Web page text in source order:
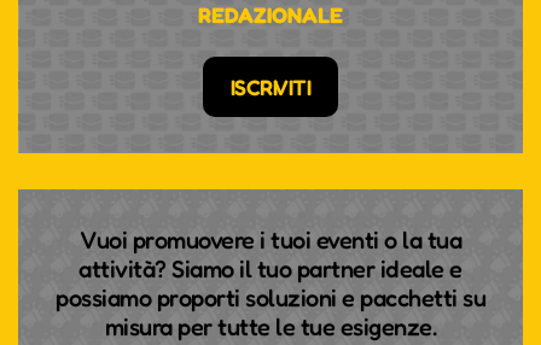
REDAZIONALE
ISCRIVITI
Vuoi promuovere i tuoi eventi o la tua
attività? Siamo il tuo partner ideale e
possiamo proporti soluzioni e pacchetti su
misura per tutte le tue esigenze.